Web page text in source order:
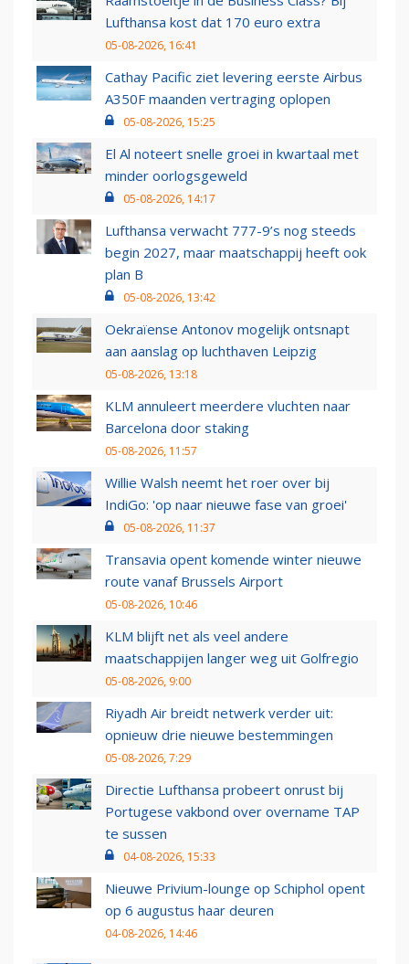
Lufthansa kost dat 170 euro extra
05-08-2026, 16:41
Cathay Pacific ziet levering eerste Airbus
A350F maanden vertraging oplopen
05-08-2026, 15:25
El Al noteert snelle groei in kwartaal met
minder oorlogsgeweld
05-08-2026, 14:17
Lufthansa verwacht 777-9’s nog steeds
begin 2027, maar maatschappij heeft ook
plan B
05-08-2026, 13:42
Oekraïense Antonov mogelijk ontsnapt
aan aanslag op luchthaven Leipzig
05-08-2026, 13:18
KLM annuleert meerdere vluchten naar
Barcelona door staking
05-08-2026, 11:57
Willie Walsh neemt het roer over bij
IndiGo: 'op naar nieuwe fase van groei'
05-08-2026, 11:37
Transavia opent komende winter nieuwe
route vanaf Brussels Airport
05-08-2026, 10:46
KLM blijft net als veel andere
maatschappijen langer weg uit Golfregio
05-08-2026, 9:00
Riyadh Air breidt netwerk verder uit:
opnieuw drie nieuwe bestemmingen
05-08-2026, 7:29
Directie Lufthansa probeert onrust bij
Portugese vakbond over overname TAP
te sussen
04-08-2026, 15:33
Nieuwe Privium-lounge op Schiphol opent
op 6 augustus haar deuren
04-08-2026, 14:46